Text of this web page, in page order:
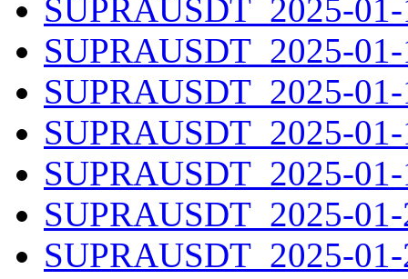
SUPRAUSDT_2025-01-
SUPRAUSDT_2025-01-
SUPRAUSDT_2025-01-
SUPRAUSDT_2025-01-
SUPRAUSDT_2025-01-
SUPRAUSDT_2025-01-
SUPRAUSDT_2025-01-